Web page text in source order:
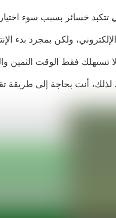
تتكبد خسائر بسبب سوء
ولكن بمجرد بدء
تستهلك فقط الوقت الثمين
أنت بحاجة إلى طريقة